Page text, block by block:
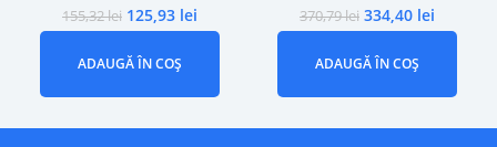
155,32lei 125,93 lei
ADAUGĂ ÎN COȘ
370,79lei 334,40 lei
ADAUGĂ ÎN COȘ